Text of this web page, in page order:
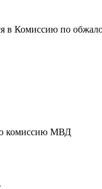
в Комиссию по
комиссию МВД